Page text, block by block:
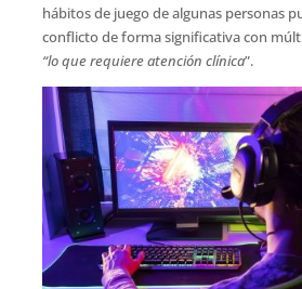
hábitos de juego de algunas personas
conflicto de forma significativa con
“lo que requiere atención clínica”.